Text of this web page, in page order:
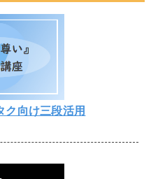
ク向け三段活用